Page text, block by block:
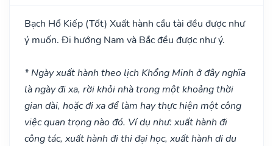
Bạch Hổ Kiếp (Tốt) Xuất hành cầu tài đều được như
ý muốn. Đi hướng Nam và Bắc đều được như ý.
* Ngày xuất hành theo lịch Khổng Minh ở đây nghĩa
là ngày đi xa, rời khỏi nhà trong một khoảng thời
gian dài, hoặc đi xa để làm hay thực hiện một công
việc quan trọng nào đó. Ví dụ như: xuất hành đi
công tác, xuất hành đi thi đại học, xuất hành di du